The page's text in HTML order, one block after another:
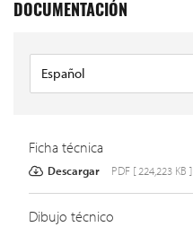
DOCUMENTACIÓN
Ficha técnica
Descargar PDF [ 224,223 KB ]
Dibujo técnico